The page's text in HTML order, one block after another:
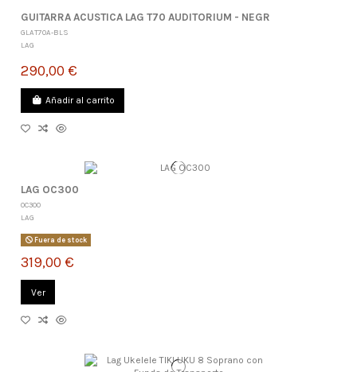
GUITARRA ACUSTICA LAG T70 AUDITORIUM - NEGR
GLAT70A-BLS
LAG
290,00 €
Añadir al carrito
LAG OC300
OC300
LAG
Fuera de stock
319,00 €
Ver